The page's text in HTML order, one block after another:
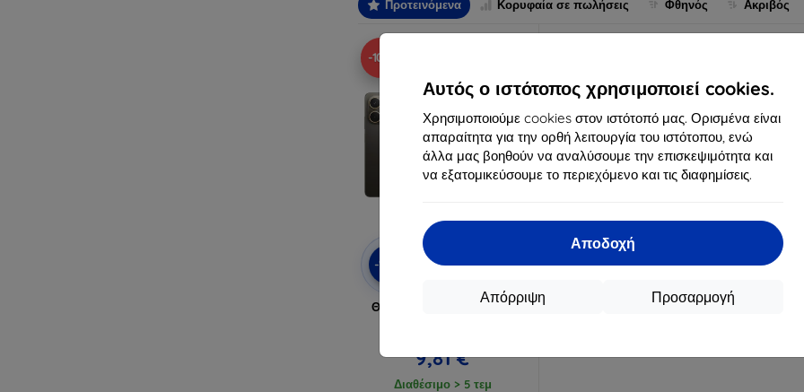
Αυτός ο ιστότοπος χρησιμοποιεί cookies.
Χρησιμοποιούμε cookies στον ιστότοπό μας. Ορισμένα είναι
απαραίτητα για την ορθή λειτουργία του ιστότοπου, ενώ
άλλα μας βοηθούν να αναλύσουμε την επισκεψιμότητα και
να εξατομικεύσουμε το περιεχόμενο και τις διαφημίσεις.
Αποδοχή
Προσαρμογή
Απόρριψη
Προτεινόμενα Κορυφαία σε πωλήσεις Φθηνός Ακριβός
-10%
-10%
Έκπτωση
EXTRA10
Θήκη 3mk Clear Case για
9,81 €
Διαθέσιμο > 5 τεμ